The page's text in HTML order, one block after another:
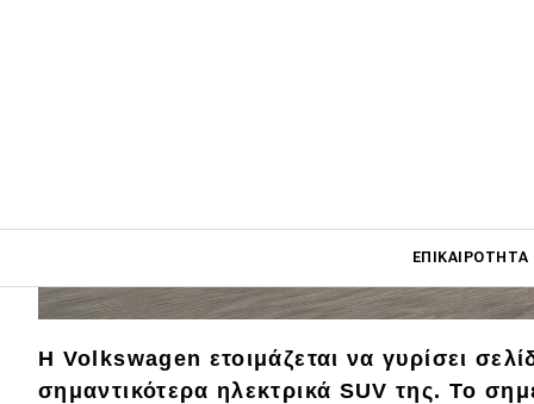
ΕΠΙΚΑΙΡΌΤΗΤΑ
Main navigation
Επικαιρότητα
Η Volkswagen ετοιμάζεται να γυρίσει
σημαντικότερα ηλεκτρικά SUV της. Το